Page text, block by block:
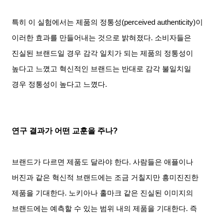
특히 이 실험에서는 제품의 정통성(perceived authenticity)이
이러한 효과를 만들어내는 것으로 밝혀졌다. 소비자들은
진실된 브랜드일 경우 감각 일치가 되는 제품의 정통성이
높다고 느꼈고 혁신적인 브랜드는 반대로 감각 불일치일
경우 정통성이 높다고 느꼈다.
연구 결과가 어떤 교훈을 주나?
브랜드가 다르면 제품도 달라야 한다.사람들은 애플이나
버진과 같은 혁신적 브랜드에는 조금 거칠지만 흥미진진한
제품을 기대한다. 노키아나 홀마크 같은 진실된 이미지의
브랜드에는 예측할 수 있는 범위 내의 제품을 기대한다. 즉